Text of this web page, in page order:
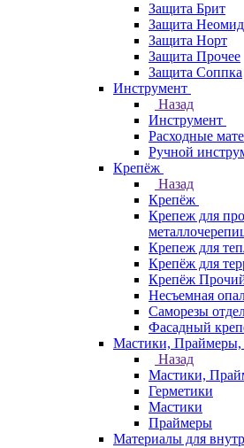
Защита Брит
Защита Неомид
Защита Норт
Защита Прочее
Защита Соппка
Инструмент
Назад
Инструмент
Расходные
Ручной
Крепёж
Назад
Крепёж
Крепеж для
Крепеж для
Крепёж для
Крепёж
Несъемная
Саморезы
Фасадный
Мастики, Праймеры,
Назад
Мастики,
Герметики
Мастики
Праймеры
Материалы для